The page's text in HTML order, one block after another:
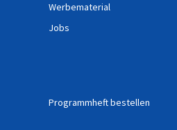
Werbematerial
Jobs
Programmheft bestellen